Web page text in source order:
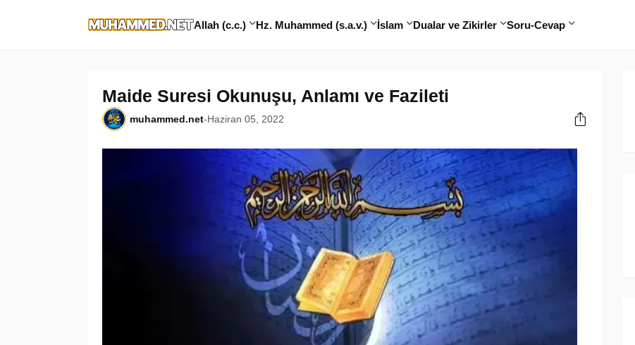
Allah (c.c.) Hz. Muhammed (s.a.v.) İslam Dualar ve Zikirler Soru-Cevap
Maide Suresi Okunuşu, Anlamı ve Fazileti
muhammed.net-Haziran 05, 2022